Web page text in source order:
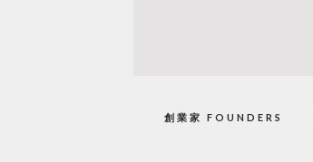
創業家 FOUNDERS